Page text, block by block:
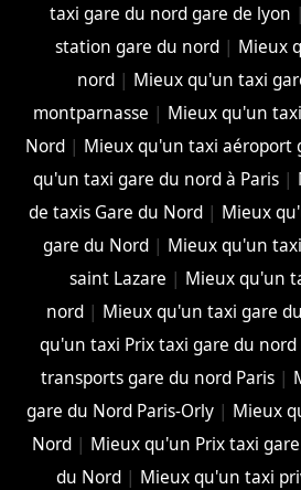
taxi gare du nord gare de lyon |
station gare du nord| Mieux
nord| Mieux qu'un taxi
montparnasse | Mieux qu'un
Nord| Mieux qu'un taxi aéroport
qu'un taxi gare du nord à Paris |
de taxis Gare du Nord| Mieux
gare du Nord| Mieux qu'un
saint Lazare | Mieux qu'un
nord| Mieux qu'un taxi gare
qu'un taxi Prix taxi gare du nord
transports gare du nord Paris|
gare du Nord Paris-Orly| Mieux
Nord | Mieux qu'un Prix taxi
du Nord | Mieux qu'un taxi